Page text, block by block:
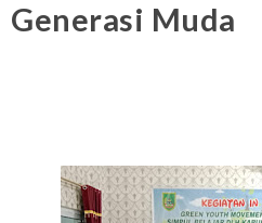
Generasi Muda